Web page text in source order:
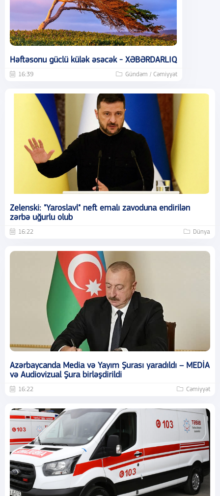
Həftəsonu güclü külək əsəcək - XƏBƏRDARLIQ
16:39 Gündəm / Cəmiyyət
Zelenski: "Yaroslavl" neft emalı zavoduna endirilən
zərbə uğurlu olub
16:22 Dünya
Azərbaycanda Media və Yayım Şurası yaradıldı – MEDİA
və Audiovizual Şura birləşdirildi
16:22 Cəmiyyət